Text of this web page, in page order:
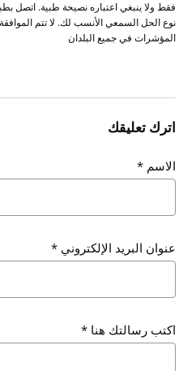
فقط ولا ينبغي اعتباره نصيحة طبية. اتصل
نوع الحل السمعي الأنسب لك. لا تتم
المؤشرات في جميع البلدان
اترك تعليقك
الاسم *
عنوان البريد الإلكتروني *
اكتب رسالتك هنا *